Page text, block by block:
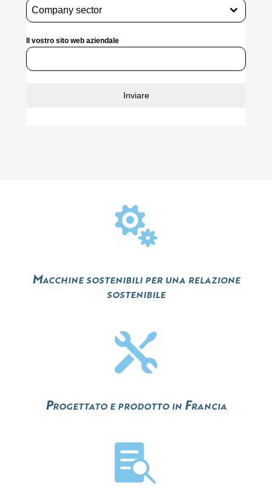
Company sector
Il vostro sito web aziendale
Inviare

Macchine sostenibili per una relazione
sostenibile

Progettato e prodotto in Francia
